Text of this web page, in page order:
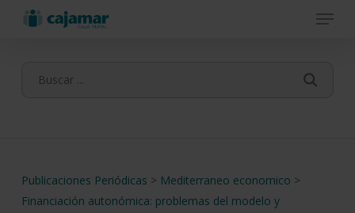
Menu
Publicaciones Periódicas > Mediterraneo economico >
Financiación autonómica: problemas del modelo y